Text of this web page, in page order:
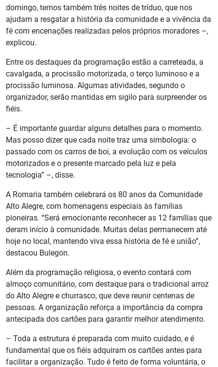
domingo, temos também três noites de tríduo, que nos
ajudam a resgatar a história da comunidade e a vivência da
fé com encenações realizadas pelos próprios moradores –,
explicou.
Entre os destaques da programação estão a carreteada, a
cavalgada, a procissão motorizada, o terço luminoso e a
procissão luminosa. Algumas atividades, segundo o
organizador, serão mantidas em sigilo para surpreender os
fiéis.
– É importante guardar alguns detalhes para o momento.
Mas posso dizer que cada noite traz uma simbologia: o
passado com os carros de boi, a evolução com os veículos
motorizados e o presente marcado pela luz e pela
tecnologia” –, disse.
A Romaria também celebrará os 80 anos da Comunidade
Alto Alegre, com homenagens especiais às famílias
pioneiras. “Será emocionante reconhecer as 12 famílias que
deram início à comunidade. Muitas delas permanecem até
hoje no local, mantendo viva essa história de fé e união”,
destacou Bulegon.
Além da programação religiosa, o evento contará com
almoço comunitário, com destaque para o tradicional arroz
do Alto Alegre e churrasco, que deve reunir centenas de
pessoas. A organização reforça a importância da compra
antecipada dos cartões para garantir melhor atendimento.
– Toda a estrutura é preparada com muito cuidado, e é
fundamental que os fiéis adquiram os cartões antes para
facilitar a organização. Tudo é feito de forma voluntária, o